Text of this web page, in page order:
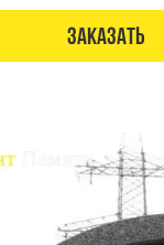
Заказать